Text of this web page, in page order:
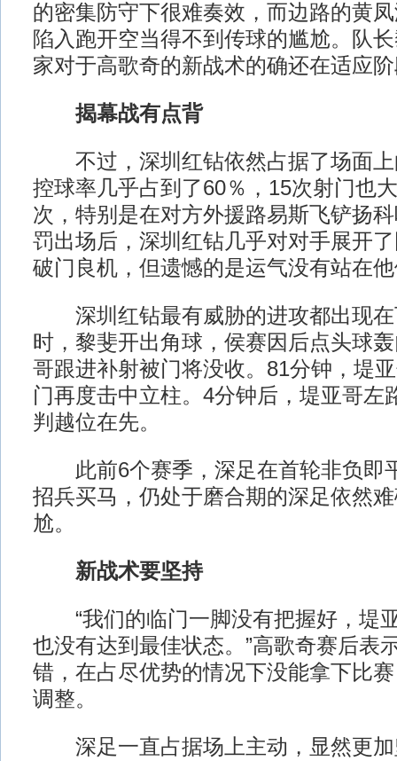
的密集防守下很难奏效，而边路的黄
陷入跑开空当得不到传球的尴尬。队
家对于高歌奇的新战术的确还在适应阶
揭幕战有点背
不过，深圳红钻依然占据了场面上
控球率几乎占到了60％，15次射门也
次，特别是在对方外援路易斯飞铲扬
罚出场后，深圳红钻几乎对对手展开
破门良机，但遗憾的是运气没有站在
深圳红钻最有威胁的进攻都出现在
时，黎斐开出角球，侯赛因后点头球
哥跟进补射被门将没收。81分钟，堤
门再度击中立柱。4分钟后，堤亚哥左
判越位在先。
此前6个赛季，深足在首轮非负即
招兵买马，仍处于磨合期的深足依然
尬。
新战术要坚持
“我们的临门一脚没有把握好，堤
也没有达到最佳状态。”高歌奇赛后表
错，在占尽优势的情况下没能拿下比
调整。
深足一直占据场上主动，显然更加